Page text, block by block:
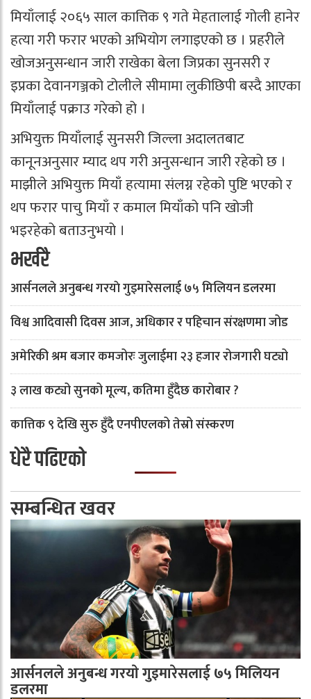
मियाँलाई २०६५ साल कात्तिक ९ गते मेहतालाई गोली हानेर
हत्या गरी फरार भएको अभियोग लगाइएको छ । प्रहरीले
खोजअनुसन्धान जारी राखेका बेला जिप्रका सुनसरी र
इप्रका देवानगञ्जको टोलीले सीमामा लुकीछिपी बस्दै आएका
मियाँलाई पक्राउ गरेको हो ।
अभियुक्त मियाँलाई सुनसरी जिल्ला अदालतबाट
कानूनअनुसार म्याद थप गरी अनुसन्धान जारी रहेको छ ।
माझीले अभियुक्त मियाँ हत्यामा संलग्न रहेको पुष्टि भएको र
थप फरार पाचु मियाँ र कमाल मियाँको पनि खोजी
भइरहेको बताउनुभयो ।
भर्खरै
आर्सनलले अनुबन्ध गरयाे गुइमारेसलाई ७५ मिलियन डलरमा
विश्व आदिवासी दिवस आज, अधिकार र पहिचान संरक्षणमा जोड
अमेरिकी श्रम बजार कमजोरः जुलाईमा २३ हजार रोजगारी घट्यो
३ लाख कट्यो सुनको मूल्य, कतिमा हुँदैछ कारोबार ?
कात्तिक ९ देखि सुरु हुँदै एनपीएलको तेस्रो संस्करण
धेरै पढिएको
सम्बन्धित खवर
आर्सनलले अनुबन्ध गरयाे गुइमारेसलाई ७५ मिलियन
डलरमा